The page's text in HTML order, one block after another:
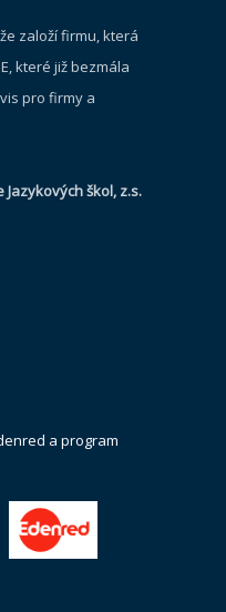
založí firmu, která
které již bezmála
pro firmy a
Jazykových škol, z.s.
a program